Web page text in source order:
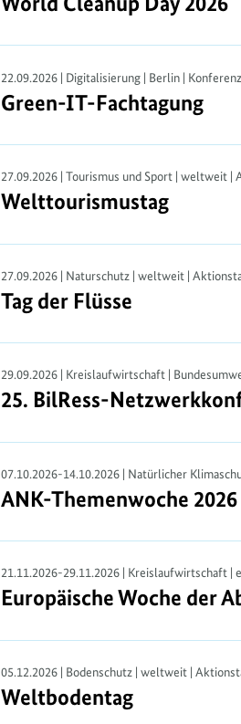
22.09.2026 | Digitalisierung | Berlin |
Green-IT-Fachtagung
Green-IT-Fachtagung
27.09.2026 | Tourismus und Sport | weltweit |
Welttourismustag
Welttourismustag
27.09.2026 | Naturschutz | weltweit |
Tag der Flüsse
Tag der Flüsse
29.09.2026 | Kreislaufwirtschaft |
25. BilRess-
25. BilRess-
07.10.2026-14.10.2026 | Natürlicher
ANK-Themenwoche 2026
ANK-Themenwoche 2026
21.11.2026-29.11.2026 | Kreislaufwirtschaft |
Europäische Woche der
Europäische Woche der
05.12.2026 | Bodenschutz | weltweit |
Weltbodentag
Weltbodentag